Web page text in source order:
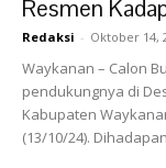
Resmen
Redaksi - Oktober 14,
Waykanan – Calon
pendukungnya di
Kabupaten
(13/10/24).